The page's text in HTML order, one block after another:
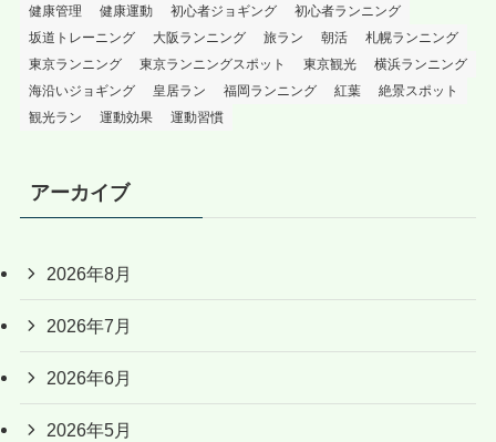
健康管理
健康運動 初心者ジョギング
初心者ランニング
坂道トレーニング
大阪ランニング 旅ラン 朝活
札幌ランニング
東京ランニング
東京ランニングスポット 東京観光
横浜ランニング
海沿いジョギング
皇居ラン 福岡ランニング 紅葉
絶景スポット
観光ラン
運動効果 運動習慣
アーカイブ
2026年8月
2026年7月
2026年6月
2026年5月